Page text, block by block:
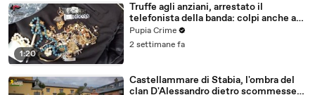
1:20
Truffe agli anziani, arrestato il
telefonista della banda: colpi anche ad
Aversa, oltre 300mila euro il bottino
stimato (24.07.26)
Pupia Crime
2 settimane fa
Castellammare di Stabia, l'ombra del
clan D'Alessandro dietro scommesse